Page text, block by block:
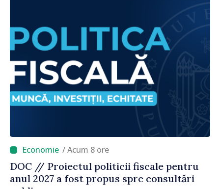
/ Acum 8 ore
DOC // Proiectul politicii fiscale pentru
anul 2027 a fost propus spre consultări